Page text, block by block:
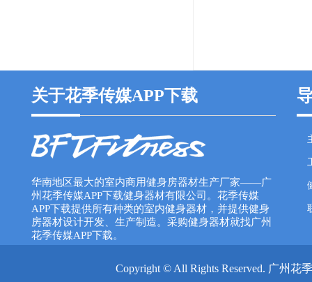
关于花季传媒APP下载
华南地区最大的室内商用健身房器材生产厂家——广
州花季传媒APP下载健身器材有限公司。花季传媒
APP下载提供所有种类的室内健身器材，并提供健身
房器材设计开发、生产制造。采购健身器材就找广州
花季传媒APP下载。
Copyright © All Rights Reserved. 广州